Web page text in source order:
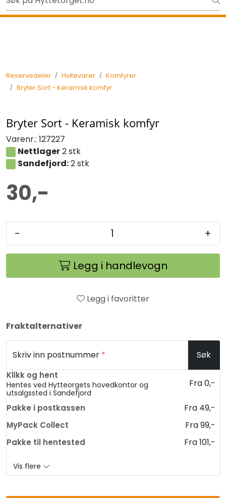
Skip to main contentUt på tur i sommer? Sjekk her først
Reservedeler Hvitevarer
Komfyrer
Bryter Sort - Keramisk komfyr
Bryter Sort - Keramisk komfyr
Varenr.: 127227
Nettlager2 stk
Sandefjord:2 stk
30,-
- +
Legg i handlevogn
Legg i favoritter
Fraktalternativer
Skriv inn postnummer * Søk
Klikk og hent
Hentes ved Hytteorgets hovedkontor og
utsalgssted i Sandefjord
Fra 0,-
Pakke i postkassen Fra 49,-
MyPack Collect Fra 99,-
Pakke til hentested Fra 101,-
Vis flere
Tilbake